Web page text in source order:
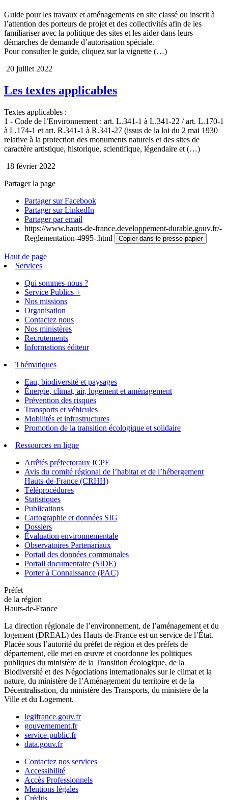
Guide pour les travaux et aménagements en site classé ou inscrit à
l’attention des porteurs de projet et des collectivités afin de les
familiariser avec la politique des sites et les aider dans leurs
démarches de demande d’autorisation spéciale.
Pour consulter le guide, cliquez sur la vignette (…)
20 juillet 2022
Les textes applicables
Textes applicables :
1 - Code de l’Environnement : art. L.341-1 à L.341-22 / art. L.170-1
à L.174-1 et art. R.341-1 à R.341-27 (issus de la loi du 2 mai 1930
relative à la protection des monuments naturels et des sites de
caractère artistique, historique, scientifique, légendaire et (…)
18 février 2022
Partager la page
Partager sur Facebook
Partager sur LinkedIn
Partager par email
https://www.hauts-de-france.developpement-durable.gouv.fr/-
Reglementation-4995-.html
Copier dans le presse-papier
Haut de page
Services
Qui sommes-nous ?
Service Publics +
Nos missions
Organisation
Contactez nous
Nos ministères
Recrutements
Informations éditeur
Thématiques
Eau, biodiversité et paysages
Énergie, climat, air, logement et aménagement
Prévention des risques
Transports et véhicules
Mobilités et infrastructures
Promotion de la transition écologique et solidaire
Ressources en ligne
Arrêtés préfectoraux ICPE
Avis du comité régional de l’habitat et de l’hébergement
Hauts-de-France (CRHH)
Téléprocédures
Statistiques
Publications
Cartographie et données SIG
Dossiers
Évaluation environnementale
Observatoires Partenariaux
Portail des données communales
Portail documentaire (SIDE)
Porter à Connaissance (PAC)
Préfet
de la région
Hauts-de-France
La direction régionale de l’environnement, de l’aménagement et du
logement (DREAL) des Hauts-de-France est un service de l’État.
Placée sous l’autorité du préfet de région et des préfets de
département, elle met en œuvre et coordonne les politiques
publiques du ministère de la Transition écologique, de la
Biodiversité et des Négociations internationales sur le climat et la
nature, du ministère de l’Aménagement du territoire et de la
Décentralisation, du ministère des Transports, du ministère de la
Ville et du Logement.
legifrance.gouv.fr
gouvernement.fr
service-public.fr
data.gouv.fr
Contactez nos services
Accessibilité
Accès Professionnels
Mentions légales
Crédits